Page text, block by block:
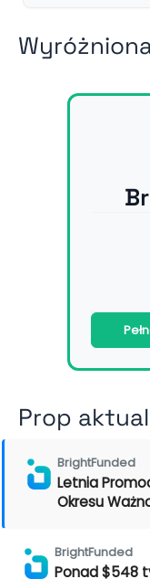
Prop
BrightFunded
Letnia
Okresu
BrightFunded
Ponad $548